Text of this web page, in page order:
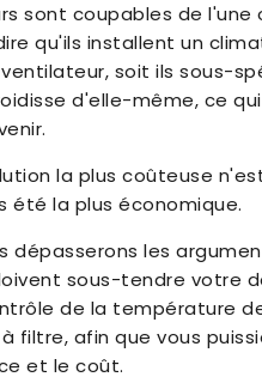
sont coupables de l'une
qu'ils installent un
soit ils sous-
d'elle-même, ce
la plus coûteuse
été la plus économique.
dépasserons les
sous-tendre votre
de la température
filtre, afin que vous
et le coût.